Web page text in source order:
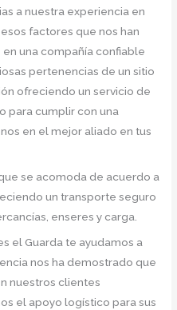
a nuestra experiencia en
factores que nos han
una compañía confiable
pertenencias de un sitio
ofreciendo un servicio de
para cumplir con una
en el mejor aliado en tus
se acomoda de acuerdo a
un transporte seguro
enseres y carga.
el Guarda te ayudamos a
nos ha demostrado que
nuestros clientes
el apoyo logístico para sus